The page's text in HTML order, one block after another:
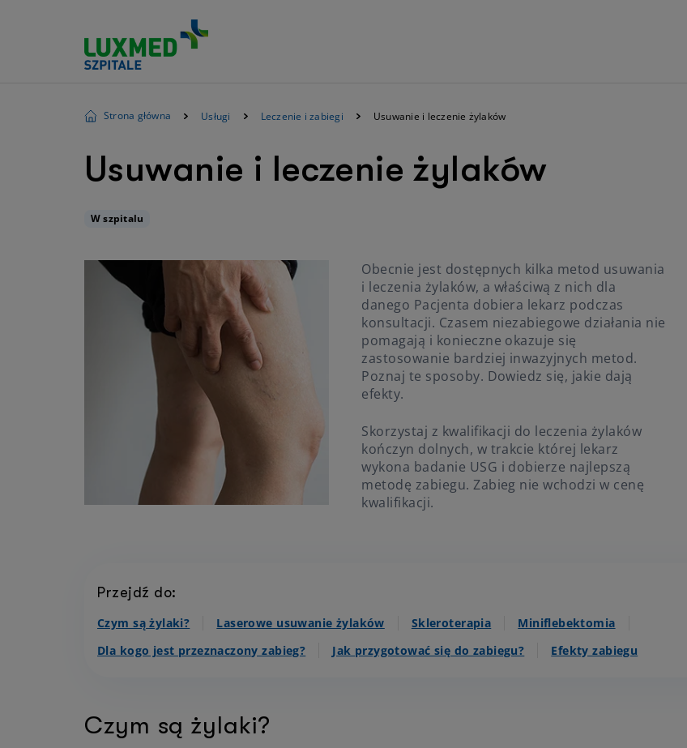
Strona główna Usługi Leczenie i zabiegi Usuwanie i leczenie żylaków
Usuwanie i leczenie żylaków
W szpitalu
Obecnie jest dostępnych kilka metod usuwania
i leczenia żylaków, a właściwą z nich dla
danego Pacjenta dobiera lekarz podczas
konsultacji. Czasem niezabiegowe działania nie
pomagają i konieczne okazuje się
zastosowanie bardziej inwazyjnych metod.
Poznaj te sposoby. Dowiedz się, jakie dają
efekty.
Skorzystaj z kwalifikacji do leczenia żylaków
kończyn dolnych, w trakcie której lekarz
wykona badanie USG i dobierze najlepszą
metodę zabiegu. Zabieg nie wchodzi w cenę
kwalifikacji.
Przejdź do:
Czym są żylaki? Laserowe usuwanie żylaków Skleroterapia
Miniflebektomia
Dla kogo jest przeznaczony zabieg?
Jak przygotować się do zabiegu? Efekty zabiegu
Czym są żylaki?